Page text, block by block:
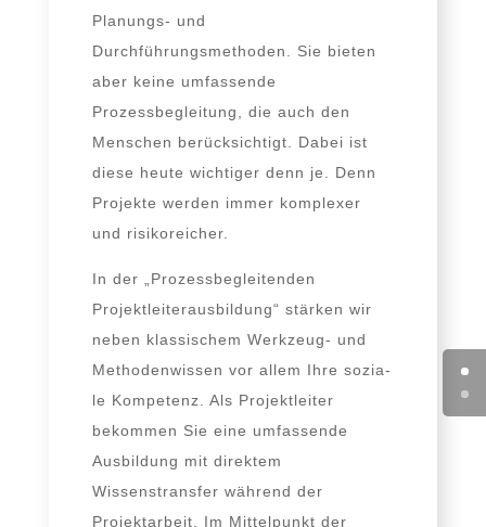
Planungs- und
Durchführungsmethoden. Sie bie­ten
aber kei­ne umfas­sen­de
Prozessbegleitung, die auch den
Menschen berück­sich­tigt. Dabei ist
die­se heu­te wich­ti­ger denn je. Denn
Projekte wer­den immer kom­ple­xer
und risikoreicher.
In der „Prozessbegleitenden
Projektleiterausbildung“ stär­ken wir
neben klas­si­schem Werkzeug- und
Methodenwissen vor allem Ihre sozia­
le Kompetenz. Als Projektleiter
bekom­men Sie eine umfas­sen­de
Ausbildung mit direk­tem
Wissenstransfer wäh­rend der
Projektarbeit. Im Mittelpunkt der